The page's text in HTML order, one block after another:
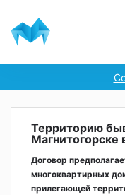
Территорию
Магнитогорске
Договор
многоквартирных
прилегающей